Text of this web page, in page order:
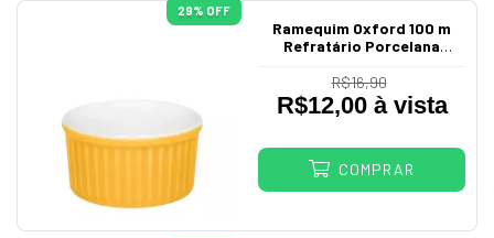
29% OFF
Ramequim Oxford 100 m
Refratário Porcelana
R$16,90
R$12,00 à vista
COMPRAR